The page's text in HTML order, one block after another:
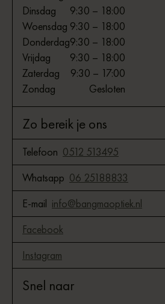
Dinsdag
9:30 – 18:00
Woensdag 9:30 – 18:00
Donderdag9:30 – 18:00
Vrijdag
9:30 – 18:00
Zaterdag
9:30 – 17:00
Zondag
Gesloten
Zo bereik je ons
Telefoon 0512 513495
Whatsapp 06 25188833
E-mail info@bangmaoptiek.nl
Facebook
Instagram
Snel naar